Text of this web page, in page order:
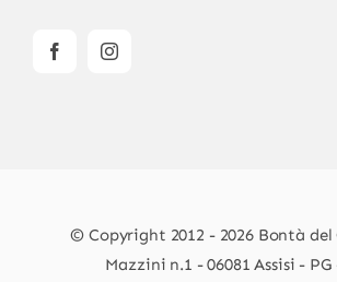
© Copyright 2012 - 2026 Bontà del
Mazzini n.1 - 06081 Assisi -